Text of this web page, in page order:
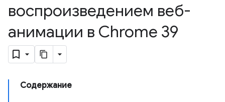
воспроизведением веб-
анимации в Chrome 39
Содержание